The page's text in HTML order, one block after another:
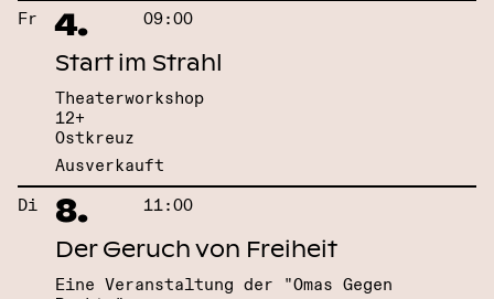
Fr
4. 09:00
Start im Strahl
Theaterworkshop
12+
Ostkreuz
Ausverkauft
Di
8. 11:00
Der Geruch von Freiheit
Eine Veranstaltung der "Omas Gegen